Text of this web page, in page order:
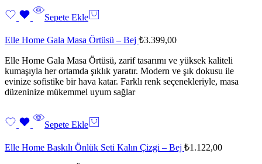
Sepete Ekle
Elle Home Gala Masa Örtüsü – Bej ₺3.399,00
Elle Home Gala Masa Örtüsü, zarif tasarımı ve yüksek kaliteli
kumaşıyla her ortamda şıklık yaratır. Modern ve şık dokusu ile
evinize sofistike bir hava katar. Farklı renk seçenekleriyle, masa
düzeninize mükemmel uyum sağlar
Sepete Ekle
Elle Home Baskılı Önlük Seti Kalın Çizgi – Bej ₺1.122,00